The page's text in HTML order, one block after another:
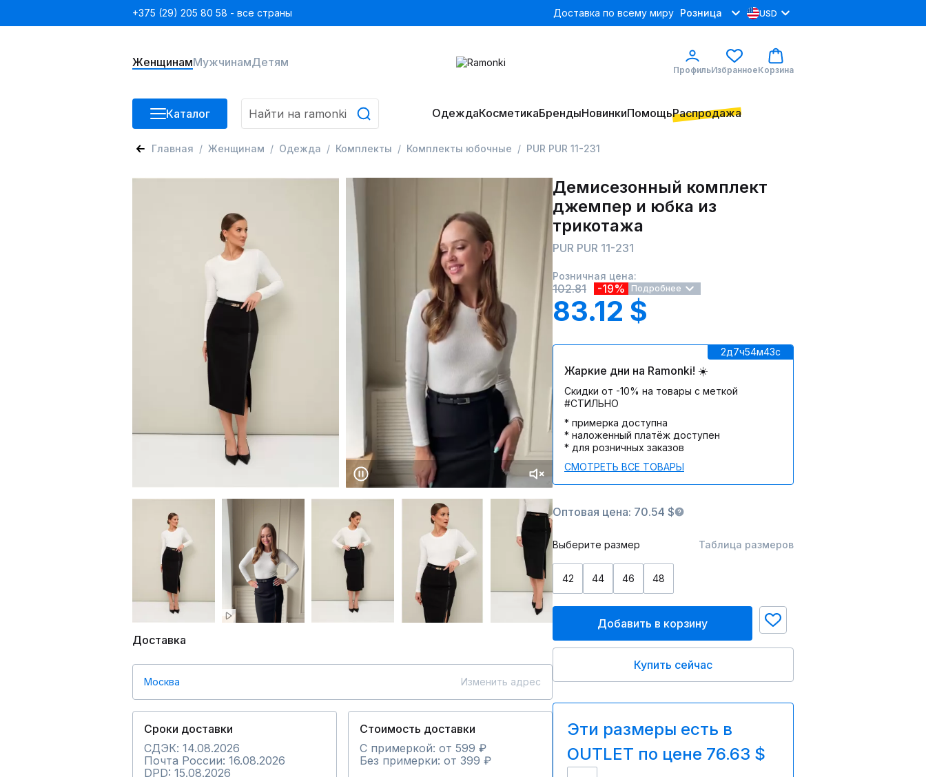
+375 (29) 205 80 58 - все страны Доставка по всему миру Розница USD
ЖенщинамМужчинамДетям
ПрофильИзбранноеКорзина
Каталог ОдеждаКосметикаБрендыНовинкиПомощьРаспродажа
Главная Женщинам Одежда Комплекты Комплекты юбочные PUR PUR 11-231
Доставка
Москва Изменить адрес
Сроки доставки
СДЭК: 14.08.2026
Почта России: 16.08.2026
DPD: 15.08.2026
Стоимость доставки
С примеркой: от 599 ₽
Без примерки: от 399 ₽
Демисезонный комплект
джемпер и юбка из
трикотажа
PUR PUR 11-231
Розничная цена:
102.81 -19% Подробнее
83.12 $
2д7ч54м43c
Жаркие дни на Ramonki! ☀️
Скидки от -10% на товары с меткой
#СТИЛЬНО
* примерка доступна
* наложенный платёж доступен
* для розничных заказов
СМОТРЕТЬ ВСЕ ТОВАРЫ
Оптовая цена: 70.54 $
Выберите размер Таблица размеров
42 44 46 48
Добавить в корзину
Купить сейчас
Эти размеры есть в
OUTLET по цене 76.63 $